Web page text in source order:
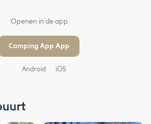
Openen in de app
Camping App App
Android iOS